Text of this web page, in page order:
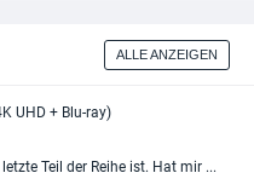
ALLE ANZEIGEN
UHD + Blu-ray)
Teil der Reihe ist. Hat mir ...